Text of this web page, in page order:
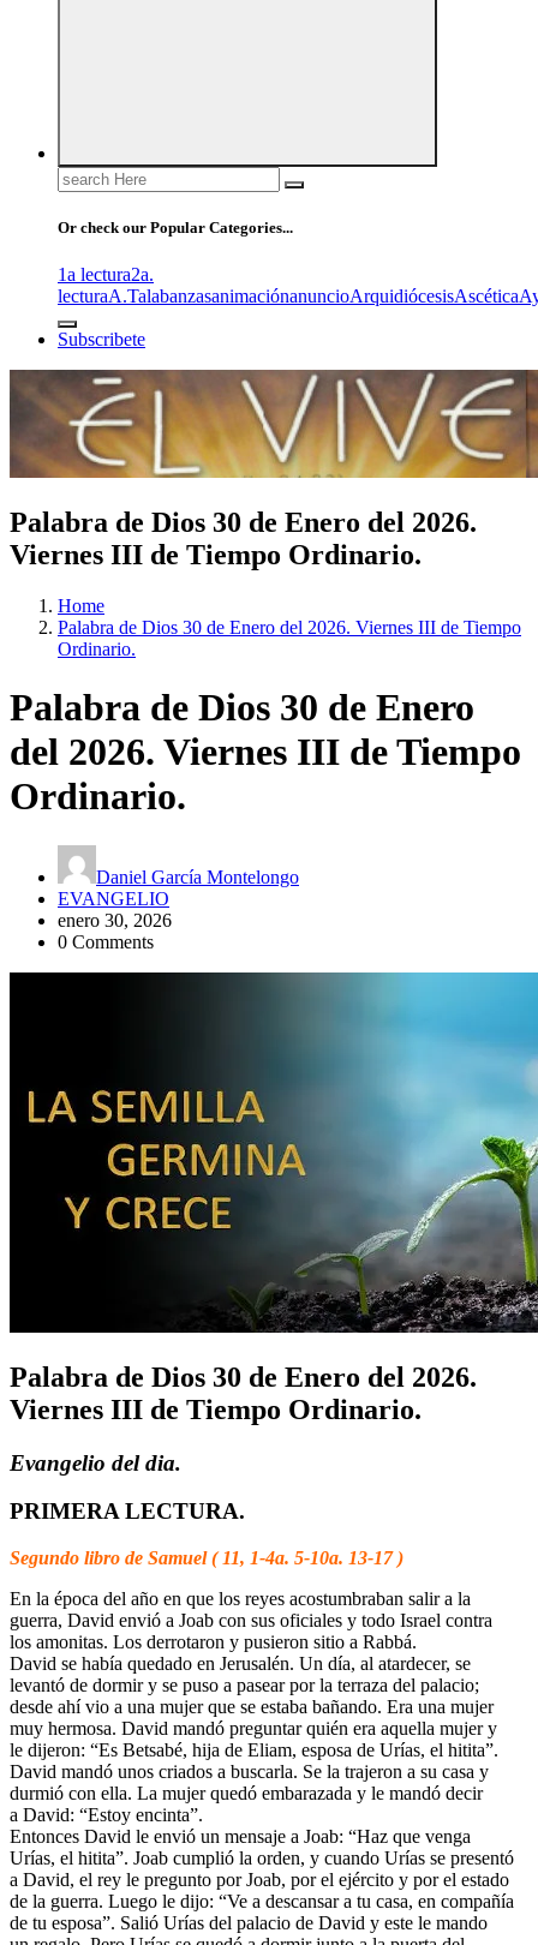
Search
for:
Or check our Popular Categories...
1a lectura2a.
lecturaA.TalabanzasanimaciónanuncioArquidiócesisAscética
Subscribete
Palabra de Dios 30 de Enero del 2026.
Viernes III de Tiempo Ordinario.
Home
Palabra de Dios 30 de Enero del 2026. Viernes III de Tiempo
Ordinario.
Palabra de Dios 30 de Enero
del 2026. Viernes III de Tiempo
Ordinario.
Daniel García Montelongo
EVANGELIO
enero 30, 2026
0 Comments
Palabra de Dios 30 de Enero del 2026.
Viernes III de Tiempo Ordinario.
Evangelio del dia.
PRIMERA LECTURA.
Segundo libro de Samuel ( 11, 1-4a. 5-10a. 13-17 )
En la época del año en que los reyes acostumbraban salir a la
guerra, David envió a Joab con sus oficiales y todo Israel contra
los amonitas. Los derrotaron y pusieron sitio a Rabbá.
David se había quedado en Jerusalén. Un día, al atardecer, se
levantó de dormir y se puso a pasear por la terraza del palacio;
desde ahí vio a una mujer que se estaba bañando. Era una mujer
muy hermosa. David mandó preguntar quién era aquella mujer y
le dijeron: “Es Betsabé, hija de Eliam, esposa de Urías, el hitita”.
David mandó unos criados a buscarla. Se la trajeron a su casa y
durmió con ella. La mujer quedó embarazada y le mandó decir
a David: “Estoy encinta”.
Entonces David le envió un mensaje a Joab: “Haz que venga
Urías, el hitita”. Joab cumplió la orden, y cuando Urías se presentó
a David, el rey le pregunto por Joab, por el ejército y por el estado
de la guerra. Luego le dijo: “Ve a descansar a tu casa, en compañía
de tu esposa”. Salió Urías del palacio de David y este le mando